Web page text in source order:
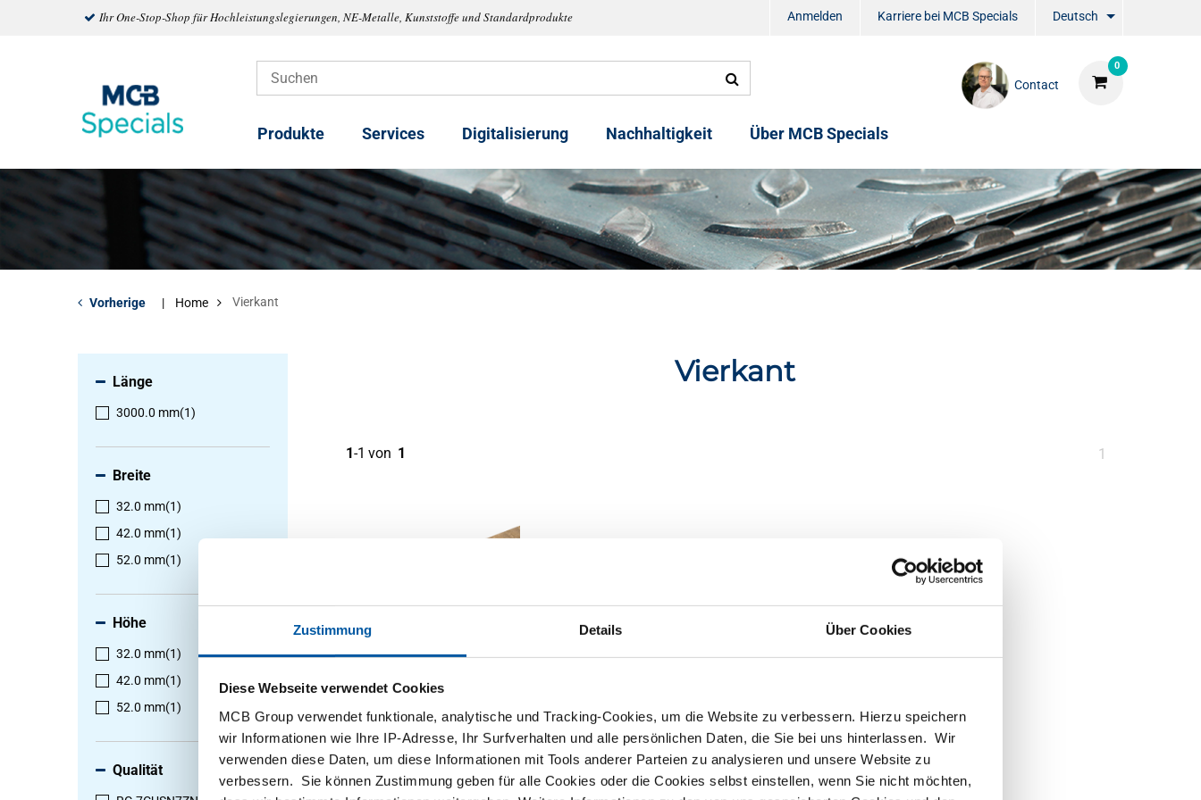
Zustimmung Details Über Cookies
Diese Webseite verwendet Cookies
MCB Group verwendet funktionale, analytische und Tracking-Cookies, um die Website zu verbessern. Hierzu speichern
wir Informationen wie Ihre IP-Adresse, Ihr Surfverhalten und alle persönlichen Daten, die Sie bei uns hinterlassen. Wir
verwenden diese Daten, um diese Informationen mit Tools anderer Parteien zu analysieren und unsere Website zu
verbessern. Sie können Zustimmung geben für alle Cookies oder die Cookies selbst einstellen, wenn Sie nicht möchten,
Ihr One-Stop-Shop für Hochleistungslegierungen, NE-Metalle, Kunststoffe und Standardprodukte Anmelden Karriere bei MCB Specials Deutsch
0
Contact
Produkte Services Digitalisierung Nachhaltigkeit Über MCB Specials
Vorherige Home Vierkant
Länge
3000.0 mm(1)
Breite
32.0 mm(1)
42.0 mm(1)
52.0 mm(1)
Höhe
32.0 mm(1)
42.0 mm(1)
52.0 mm(1)
Qualität
Vierkant
1-1 von 1
Sie
1
CuSn7Zn4Pb7-C Vierkant
Wählen Sie Ihre Abmessung
aus